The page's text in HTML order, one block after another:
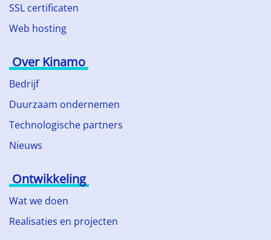
SSL certificaten
Web hosting
Over Kinamo
Bedrijf
Duurzaam ondernemen
Technologische partners
Nieuws
Ontwikkeling
Wat we doen
Realisaties en projecten